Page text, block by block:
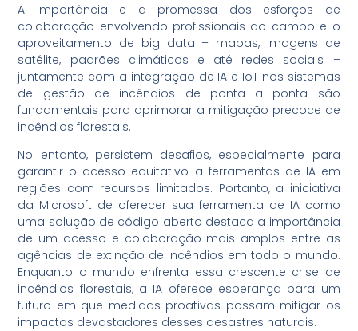
A importância e a promessa dos esforços de
colaboração envolvendo profissionais do campo e o
aproveitamento de big data – mapas, imagens de
satélite, padrões climáticos e até redes sociais –
juntamente com a integração de IA e IoT nos sistemas
de gestão de incêndios de ponta a ponta são
fundamentais para aprimorar a mitigação precoce de
incêndios florestais.
No entanto, persistem desafios, especialmente para
garantir o acesso equitativo a ferramentas de IA em
regiões com recursos limitados. Portanto, a iniciativa
da Microsoft de oferecer sua ferramenta de IA como
uma solução de código aberto destaca a importância
de um acesso e colaboração mais amplos entre as
agências de extinção de incêndios em todo o mundo.
Enquanto o mundo enfrenta essa crescente crise de
incêndios florestais, a IA oferece esperança para um
futuro em que medidas proativas possam mitigar os
impactos devastadores desses desastres naturais.